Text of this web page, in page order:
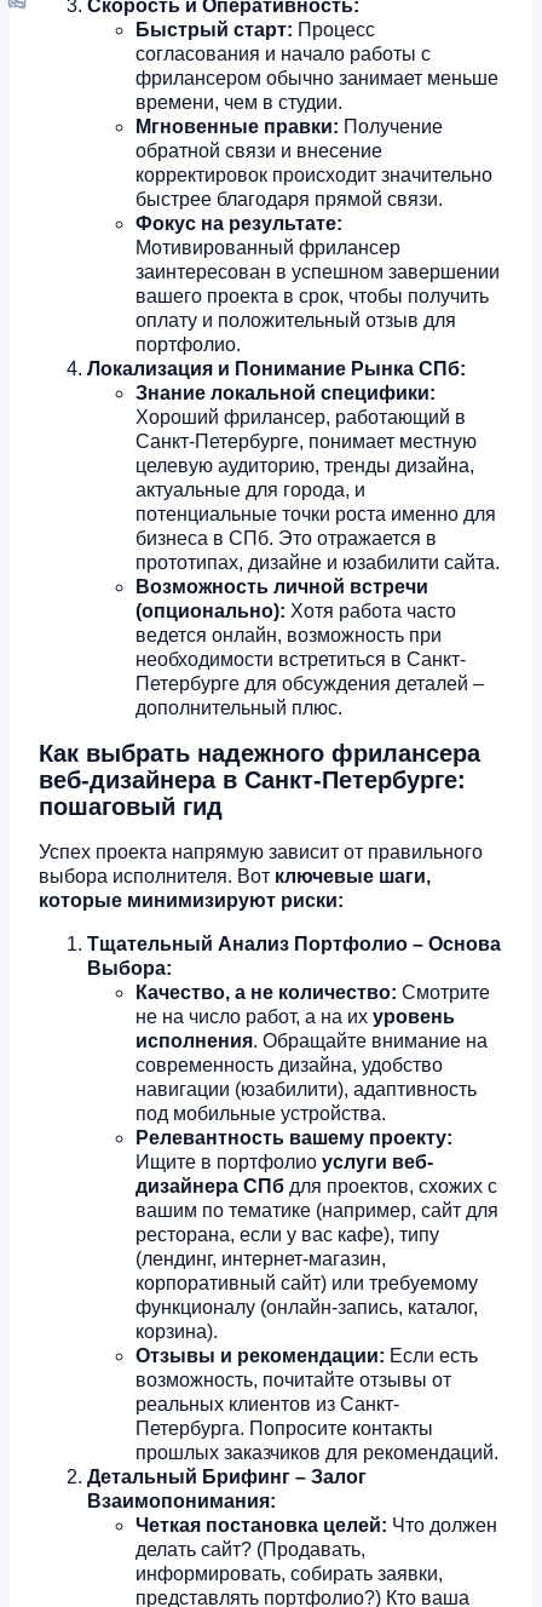
Скорость и Оперативность:
Быстрый старт: Процесс
согласования и начало работы с
фрилансером обычно занимает меньше
времени, чем в студии.
Мгновенные правки: Получение
обратной связи и внесение
корректировок происходит значительно
быстрее благодаря прямой связи.
Фокус на результате:
Мотивированный фрилансер
заинтересован в успешном завершении
вашего проекта в срок, чтобы получить
оплату и положительный отзыв для
портфолио.
Локализация и Понимание Рынка СПб:
Знание локальной специфики:
Хороший фрилансер, работающий в
Санкт-Петербурге, понимает местную
целевую аудиторию, тренды дизайна,
актуальные для города, и
потенциальные точки роста именно для
бизнеса в СПб. Это отражается в
прототипах, дизайне и юзабилити сайта.
Возможность личной встречи
(опционально): Хотя работа часто
ведется онлайн, возможность при
необходимости встретиться в Санкт-
Петербурге для обсуждения деталей –
дополнительный плюс.
Как выбрать надежного фрилансера
веб-дизайнера в Санкт-Петербурге:
пошаговый гид
Успех проекта напрямую зависит от правильного
выбора исполнителя. Вот ключевые шаги,
которые минимизируют риски:
Тщательный Анализ Портфолио – Основа
Выбора:
Качество, а не количество: Смотрите
не на число работ, а на их уровень
исполнения. Обращайте внимание на
современность дизайна, удобство
навигации (юзабилити), адаптивность
под мобильные устройства.
Релевантность вашему проекту:
Ищите в портфолио услуги веб-
дизайнера СПб для проектов, схожих с
вашим по тематике (например, сайт для
ресторана, если у вас кафе), типу
(лендинг, интернет-магазин,
корпоративный сайт) или требуемому
функционалу (онлайн-запись, каталог,
корзина).
Отзывы и рекомендации: Если есть
возможность, почитайте отзывы от
реальных клиентов из Санкт-
Петербурга. Попросите контакты
прошлых заказчиков для рекомендаций.
Детальный Брифинг – Залог
Взаимопонимания:
Четкая постановка целей: Что должен
делать сайт? (Продавать,
информировать, собирать заявки,
представлять портфолио?) Кто ваша